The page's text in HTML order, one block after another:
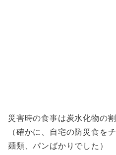
災害時の食事は炭水化物の
（確かに、自宅の防災食を
麺類、パンばかりでした）